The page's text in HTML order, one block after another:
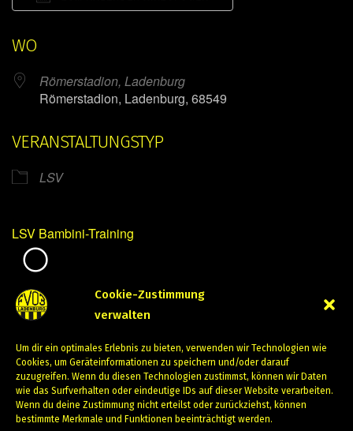
Cookie-Zustimmung
verwalten
Um dir ein optimales Erlebnis zu bieten, verwenden wir Technologien wie
Cookies, um Geräteinformationen zu speichern und/oder darauf
zuzugreifen. Wenn du diesen Technologien zustimmst, können wir Daten
wie das Surfverhalten oder eindeutige IDs auf dieser Website verarbeiten.
Wenn du deine Zustimmung nicht erteilst oder zurückziehst, können
bestimmte Merkmale und Funktionen beeinträchtigt werden.
WO
Römerstadion, Ladenburg
Römerstadion, Ladenburg, 68549
VERANSTALTUNGSTYP
LSV
LSV Bambini-Training
Dezember 5, 2023
PREVIOUS